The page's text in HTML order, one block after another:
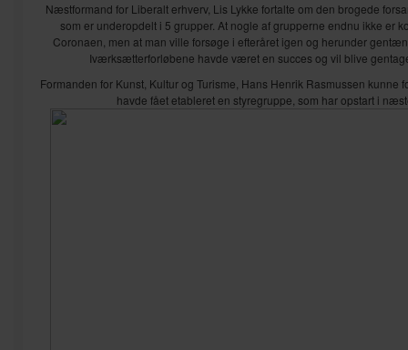
Næstformand for Liberalt erhverv, Lis Lykke fortalte om den brogede
som er underopdelt i 5 grupper. At nogle af grupperne endnu ikke er
Coronaen, men at man ville forsøge i efteråret igen og herunder
Iværksætterforløbene havde været en succes og vil blive
Formanden for Kunst, Kultur og Turisme, Hans Henrik Rasmussen kunne
havde fået etableret en styregruppe, som har opstart i